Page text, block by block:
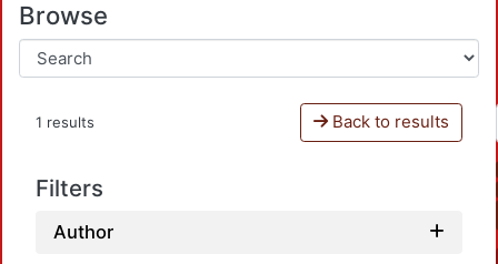
Browse
1 results Back to results
Filters
Author